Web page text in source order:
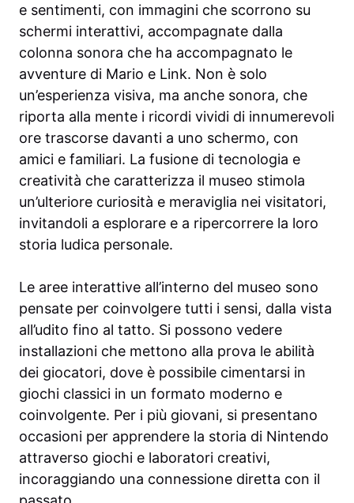
e sentimenti, con immagini che scorrono su
schermi interattivi, accompagnate dalla
colonna sonora che ha accompagnato le
avventure di Mario e Link. Non è solo
un’esperienza visiva, ma anche sonora, che
riporta alla mente i ricordi vividi di innumerevoli
ore trascorse davanti a uno schermo, con
amici e familiari. La fusione di tecnologia e
creatività che caratterizza il museo stimola
un’ulteriore curiosità e meraviglia nei visitatori,
invitandoli a esplorare e a ripercorrere la loro
storia ludica personale.
Le aree interattive all’interno del museo sono
pensate per coinvolgere tutti i sensi, dalla vista
all’udito fino al tatto. Si possono vedere
installazioni che mettono alla prova le abilità
dei giocatori, dove è possibile cimentarsi in
giochi classici in un formato moderno e
coinvolgente. Per i più giovani, si presentano
occasioni per apprendere la storia di Nintendo
attraverso giochi e laboratori creativi,
incoraggiando una connessione diretta con il